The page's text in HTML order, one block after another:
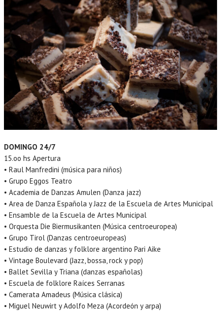
DOMINGO 24/7
15.oo hs Apertura
• Raul Manfredini (música para niños)
• Grupo Eggos Teatro
• Academia de Danzas Amulen (Danza jazz)
• Area de Danza Española y Jazz de la Escuela de Artes Municipal
• Ensamble de la Escuela de Artes Municipal
• Orquesta Die Biermusikanten (Música centroeuropea)
• Grupo Tirol (Danzas centroeuropeas)
• Estudio de danzas y folklore argentino Pari Aike
• Vintage Boulevard (Jazz, bossa, rock y pop)
• Ballet Sevilla y Triana (danzas españolas)
• Escuela de folklore Raíces Serranas
• Camerata Amadeus (Música clásica)
• Miguel Neuwirt y Adolfo Meza (Acordeón y arpa)